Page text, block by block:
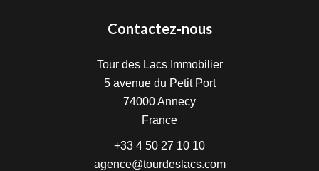
Contactez-nous
Tour des Lacs Immobilier
5 avenue du Petit Port
74000Annecy
France
+33 4 50 27 10 10
agence@tourdeslacs.com